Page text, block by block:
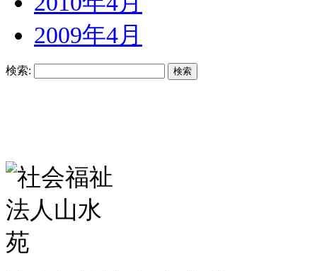
2009年4月
検索: